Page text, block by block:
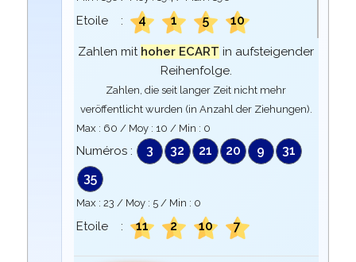
Etoile : 4 1 5 10
Zahlen mit hoher ECART in aufsteigender
Reihenfolge.
Zahlen, die seit langer Zeit nicht mehr
veröffentlicht wurden (in Anzahl der Ziehungen).
Max : 60 / Moy : 10 / Min : 0
Numéros : 3 32 21 20 9
31
35
Max : 23 / Moy : 5/ Min : 0
Etoile : 11 2 10 7